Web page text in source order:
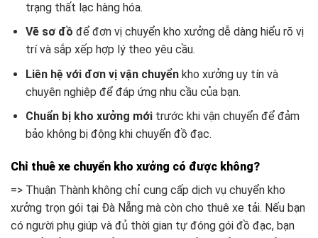
trạng thất lạc hàng hóa.
Vẽ sơ đồ để đơn vị chuyển kho xưởng dễ dàng hiểu rõ vị
trí và sắp xếp hợp lý theo yêu cầu.
Liên hệ với đơn vị vận chuyểnkho xưởng uy tín và
chuyên nghiệp để đáp ứng nhu cầu của bạn.
Chuẩn bị kho xưởng mớitrước khi vận chuyển để đảm
bảo không bị động khi chuyển đồ đạc.
Chỉ thuê xe chuyển kho xưởng có được không?
=> Thuận Thành không chỉ cung cấp dịch vụ chuyển kho
xưởng trọn gói tại Đà Nẵng mà còn cho thuê xe tải. Nếu bạn
có người phụ giúp và đủ thời gian tự đóng gói đồ đạc, bạn